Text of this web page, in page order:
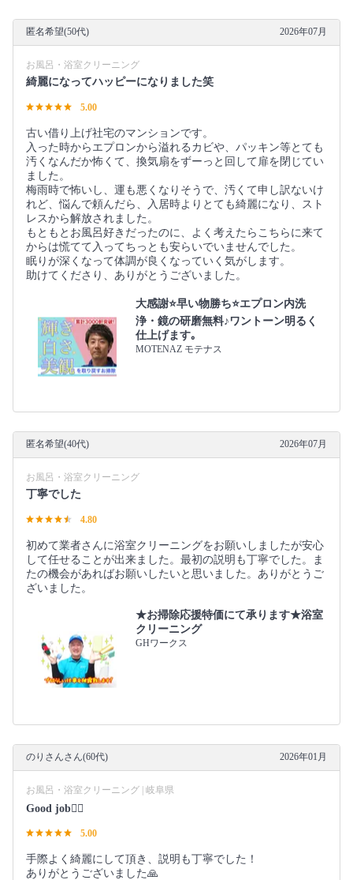
匿名希望(50代) 2026年07月
お風呂・浴室クリーニング
綺麗になってハッピーになりました笑
5.00
古い借り上げ社宅のマンションです。
入った時からエプロンから溢れるカビや、パッキン等とても
汚くなんだか怖くて、換気扇をずーっと回して扉を閉じてい
ました。
梅雨時で怖いし、運も悪くなりそうで、汚くて申し訳ないけ
れど、悩んで頼んだら、入居時よりとても綺麗になり、スト
レスから解放されました。
もともとお風呂好きだったのに、よく考えたらこちらに来て
からは慌てて入ってちっとも安らいでいませんでした。
眠りが深くなって体調が良くなっていく気がします。
助けてくださり、ありがとうございました。
大感謝⭐️早い物勝ち⭐️エプロン内洗
浄・鏡の研磨無料♪ワントーン明るく
仕上げます｡
MOTENAZ モテナス
匿名希望(40代) 2026年07月
お風呂・浴室クリーニング
丁寧でした
4.80
初めて業者さんに浴室クリーニングをお願いしましたが安心
して任せることが出来ました。最初の説明も丁寧でした。ま
たの機会があればお願いしたいと思いました。ありがとうご
ざいました。
★お掃除応援特価にて承ります★浴室
クリーニング
GHワークス
のりさんさん(60代) 2026年01月
お風呂・浴室クリーニング | 岐阜県
Good job👍🏻
5.00
手際よく綺麗にして頂き、説明も丁寧でした！
ありがとうございました🙏